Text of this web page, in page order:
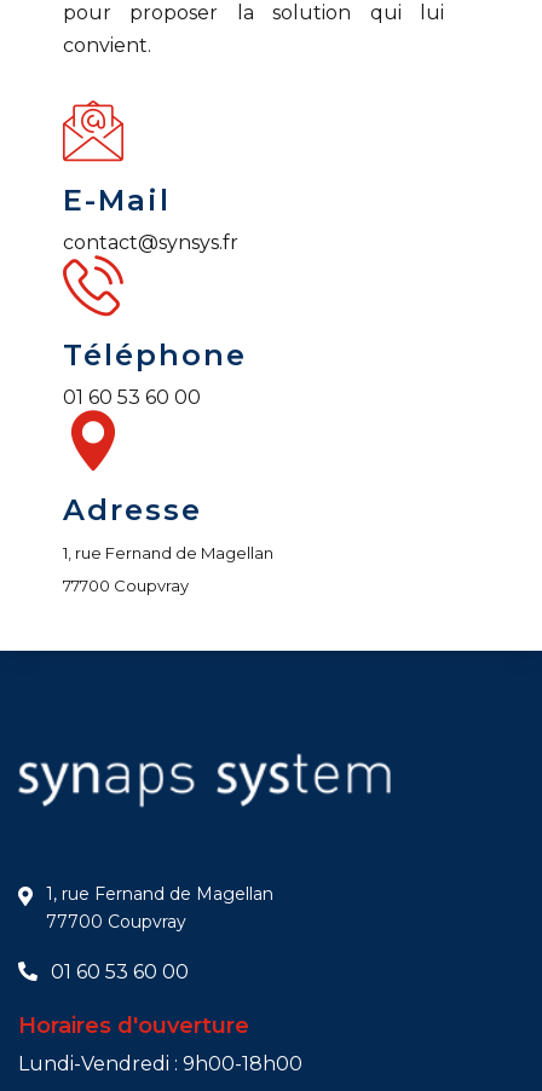
pour proposer la solution qui lui
convient.
E-Mail
contact@synsys.fr
Téléphone
01 60 53 60 00
Adresse
1, rue Fernand de Magellan
77700 Coupvray
1, rue Fernand de Magellan
77700 Coupvray
01 60 53 60 00
Horaires d'ouverture
Lundi-Vendredi : 9h00-18h00